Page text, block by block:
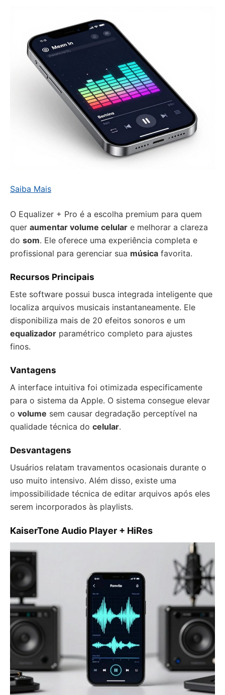
Saiba Mais
O Equalizer + Pro é a escolha premium para quem
quer aumentar volume celular e melhorar a clareza
do som. Ele oferece uma experiência completa e
profissional para gerenciar sua música favorita.
Recursos Principais
Este software possui busca integrada inteligente que
localiza arquivos musicais instantaneamente. Ele
disponibiliza mais de 20 efeitos sonoros e um
equalizador paramétrico completo para ajustes
finos.
Vantagens
A interface intuitiva foi otimizada especificamente
para o sistema da Apple. O sistema consegue elevar
o volume sem causar degradação perceptível na
qualidade técnica do celular.
Desvantagens
Usuários relatam travamentos ocasionais durante o
uso muito intensivo. Além disso, existe uma
impossibilidade técnica de editar arquivos após eles
serem incorporados às playlists.
KaiserTone Audio Player + HiRes